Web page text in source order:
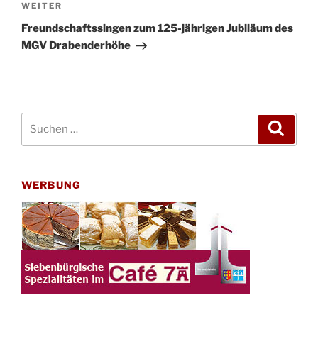
Nächster
Beitrag
WEITER
Freundschaftssingen zum 125-jährigen Jubiläum des
MGV Drabenderhöhe
WERBUNG